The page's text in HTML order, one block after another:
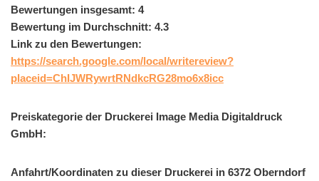
Bewertungen insgesamt: 4
Bewertung im Durchschnitt: 4.3
Link zu den Bewertungen:
https://search.google.com/local/writereview?
placeid=ChIJWRywrtRNdkcRG28mo6x8icc
Preiskategorie der Druckerei Image Media Digitaldruck
GmbH:
Anfahrt/Koordinaten zu dieser Druckerei in 6372 Oberndorf